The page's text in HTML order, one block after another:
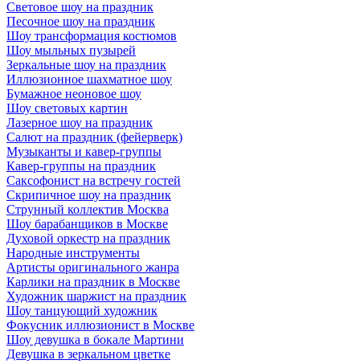
Световое шоу на праздник
Песочное шоу на праздник
Шоу трансформация костюмов
Шоу мыльных пузырей
Зеркальные шоу на праздник
Иллюзионное шахматное шоу
Бумажное неоновое шоу
Шоу световых картин
Лазерное шоу на праздник
Салют на праздник (фейерверк)
Музыканты и кавер-группы
Кавер-группы на праздник
Саксофонист на встречу гостей
Скрипичное шоу на праздник
Струнный коллектив Москва
Шоу барабанщиков в Москве
Духовой оркестр на праздник
Народные инструменты
Артисты оригинального жанра
Карлики на праздник в Москве
Художник шаржист на праздник
Шоу танцующий художник
Фокусник иллюзионист в Москве
Шоу девушка в бокале Мартини
Девушка в зеркальном цветке